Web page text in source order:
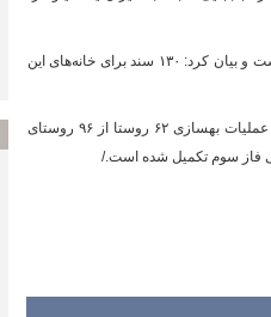
به گزارش فارس، وی تعداد وام پرداختی برای مقاوم‌سازی مساکن روستای دارانی‌سفلی را ۶۰ مورد دانست و بیان کرد: ۱۳۰ سند برای خانه‌های این
بهرامی‌دارانی با اشاره به اینکه برای همه روستاهای تویسرکان طرح هادی تهیه شده است، اضافه کرد: عملیات بهسازی ۶۲ روستا از ۹۶ روستای